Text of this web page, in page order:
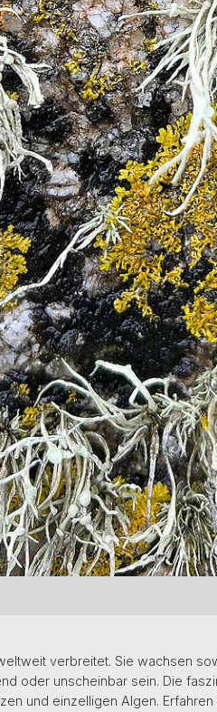
verbreitet. Sie wachsen
oder unscheinbar sein. Die
und einzelligen Algen.